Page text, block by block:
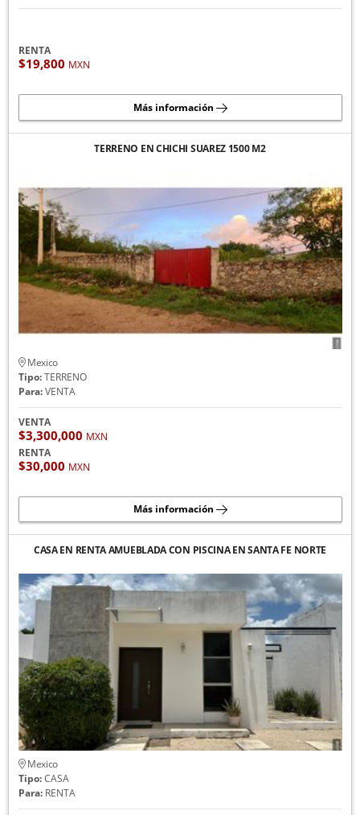
RENTA
$19,800 MXN
Más información
TERRENO EN CHICHI SUAREZ 1500 M2
Mexico
Tipo:TERRENO
Para:VENTA
VENTA
$3,300,000 MXN
RENTA
$30,000 MXN
Más información
CASA EN RENTA AMUEBLADA CON PISCINA EN SANTA FE NORTE
Mexico
Tipo:CASA
Para:RENTA